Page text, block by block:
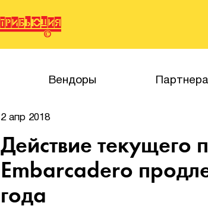
Вендоры
2 апр 2018
Действие текущего
Embarcadero
года